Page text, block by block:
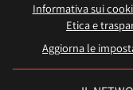
Informativa sui
Etica e
Aggiorna le